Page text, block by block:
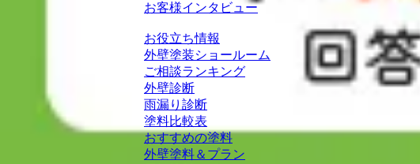
お客様インタビュー
お役立ち情報
外壁塗装ショールーム
ご相談ランキング
外壁診断
雨漏り診断
塗料比較表
おすすめの塗料
外壁塗料＆プラン